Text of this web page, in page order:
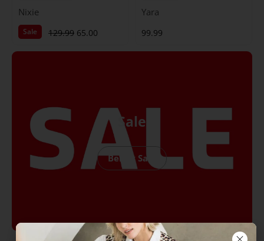
Nixie
Sale 129.99 65.00
Yara
99.99
Sale
Bekijk Sale